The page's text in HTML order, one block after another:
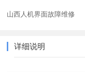
山西人机界面故障维修
详细说明